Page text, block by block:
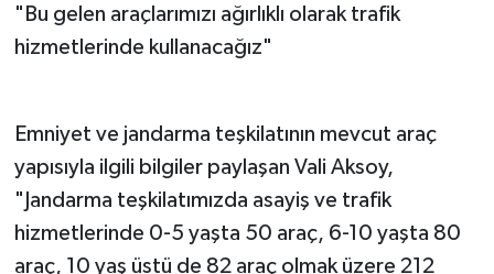
"Bu gelen araçlarımızı ağırlıklı olarak trafik
hizmetlerinde kullanacağız"
Emniyet ve jandarma teşkilatının mevcut araç
yapısıyla ilgili bilgiler paylaşan Vali Aksoy,
"Jandarma teşkilatımızda asayiş ve trafik
hizmetlerinde 0-5 yaşta 50 araç, 6-10 yaşta 80
araç, 10 yaş üstü de 82 araç olmak üzere 212